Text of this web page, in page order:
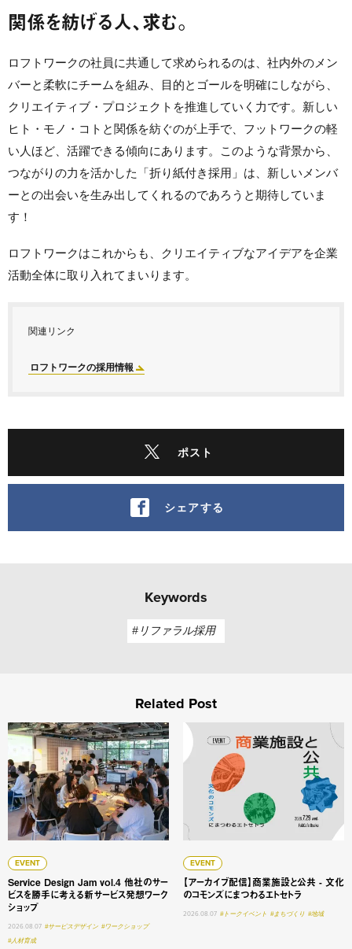
関係を紡げる人、求む。
ロフトワークの社員に共通して求められるのは、社内外のメン
バーと柔軟にチームを組み、目的とゴールを明確にしながら、
クリエイティブ・プロジェクトを推進していく力です。新しい
ヒト・モノ・コトと関係を紡ぐのが上手で、フットワークの軽
い人ほど、活躍できる傾向にあります。このような背景から、
つながりの力を活かした「折り紙付き採用」は、新しいメンバ
ーとの出会いを生み出してくれるのであろうと期待していま
す！
ロフトワークはこれからも、クリエイティブなアイデアを企業
活動全体に取り入れてまいります。
関連リンク
ロフトワークの採用情報
ポスト
シェアする
Keywords
#リファラル採用
Related Post
EVENT
Service Design Jam vol.4 他社のサー
ビスを勝手に考える新サービス発想ワーク
ショップ
2026.08.07 #サービスデザイン #ワークショップ
#人材育成
Service Design Jam vol.4 他社のサービスを勝手に考える
EVENT
【アーカイブ配信】商業施設と公共 - 文化
のコモンズにまつわるエトセトラ
2026.08.07 #トークイベント #まちづくり #地域
【アーカイブ配信】商業施